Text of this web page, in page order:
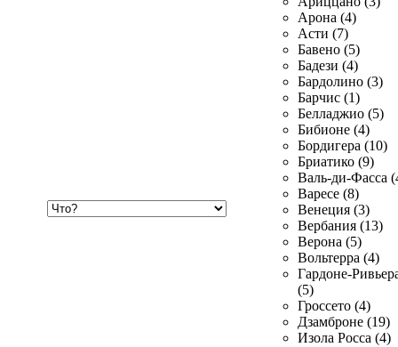
Арона (4)
Асти (7)
Бавено (5)
Бадези (4)
Бардолино (3)
Барчис (1)
Белладжио (5)
Бибионе (4)
Бордигера (10)
Бриатико (9)
Валь-ди-Фасса
Варесе (8)
Венеция (3)
Вербания (13)
Верона (5)
Вольтерра (4)
Гардоне-
(5)
Гроссето (4)
Дзамброне (19)
Изола Росса (4)